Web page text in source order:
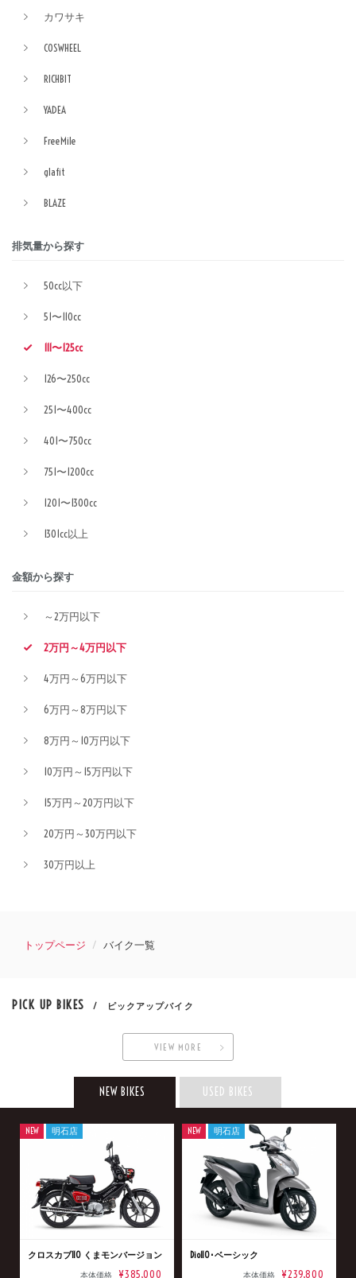
カワサキ
COSWHEEL
RICHBIT
YADEA
FreeMile
glafit
BLAZE
排気量から探す
50cc以下
51〜110cc
111〜125cc
126〜250cc
251〜400cc
401〜750cc
751〜1200cc
1201〜1300cc
1301cc以上
金額から探す
～2万円以下
2万円～4万円以下
4万円～6万円以下
6万円～8万円以下
8万円～10万円以下
10万円～15万円以下
15万円～20万円以下
20万円～30万円以下
30万円以上
トップページ バイク一覧
PICK UP BIKES / ピックアップバイク
VIEW MORE
NEW BIKES USED BIKES
クロスカブ110 くまモンバージョン
本体価格 ¥385,000
NEW 明石店
Dio110･ベーシック
本体価格 ¥239,800
NEW 明石店